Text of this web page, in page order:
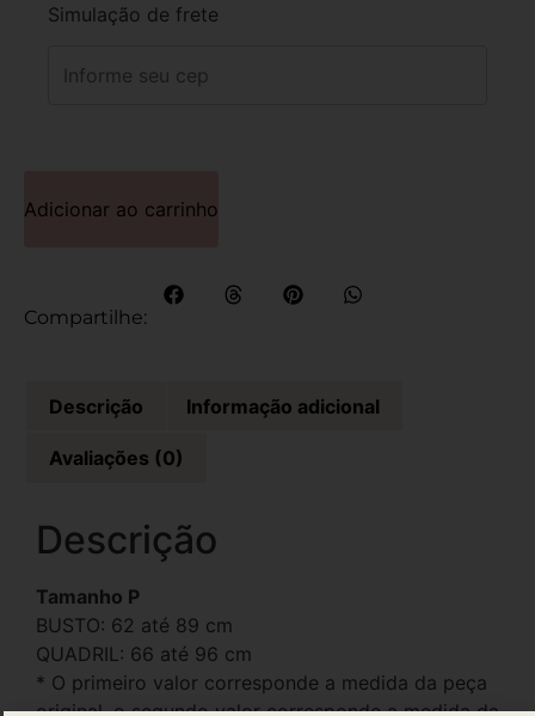
Simulação de frete
Adicionar ao carrinho
Compartilhe:
Descrição Informação adicional
Avaliações (0)
Descrição
Tamanho P
BUSTO: 62 até 89 cm
QUADRIL: 66 até 96 cm
* O primeiro valor corresponde a medida da peça
original, o segundo valor corresponde a medida da